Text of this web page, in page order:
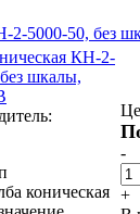
2-5000-50, без
КН-2-
шкалы,
коническая
-
+